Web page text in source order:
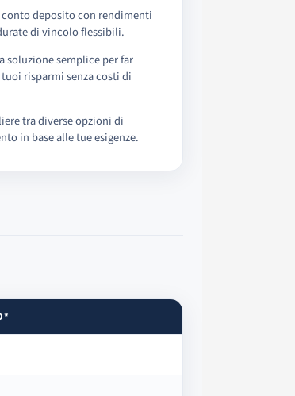
conto deposito con rendimenti
di vincolo flessibili.
soluzione semplice per far
risparmi senza costi di
tra diverse opzioni di
in base alle tue esigenze.